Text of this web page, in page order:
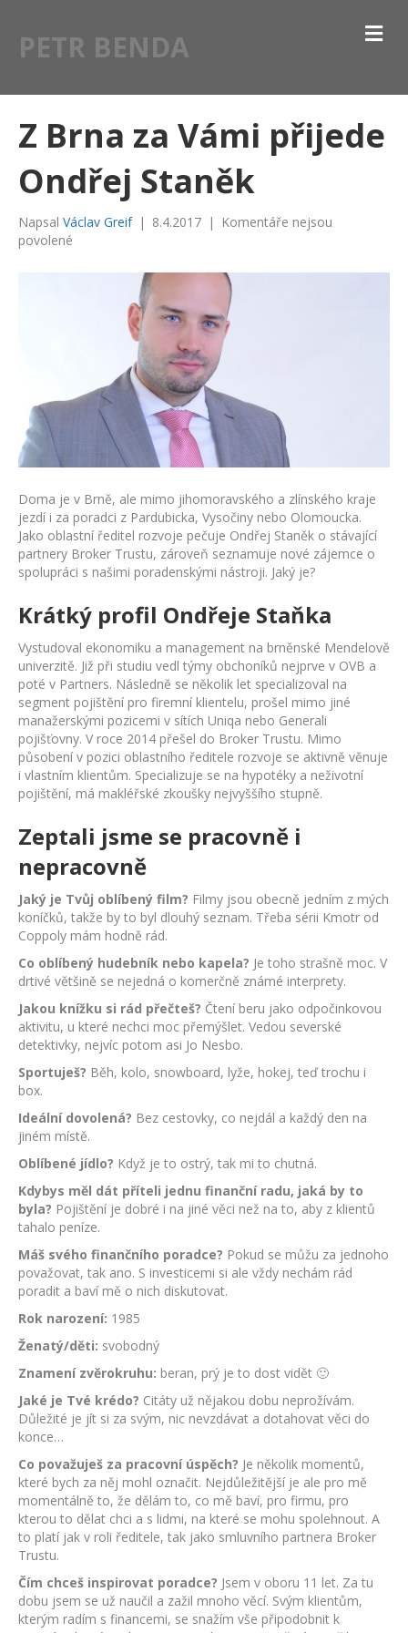
PETR BENDA M
E
Z Brna za Vámi přijede
Ondřej Staněk
Napsal Václav Greif | 8.4.2017 |
Komentáře nejsou
povolené
přijede
Ondřej
Staněk
Doma je v Brně, ale mimo jihomoravského a zlínského kraje
jezdí i za poradci z Pardubicka, Vysočiny nebo Olomoucka.
Jako oblastní ředitel rozvoje pečuje Ondřej Staněk o stávající
partnery Broker Trustu, zároveň seznamuje nové zájemce o
spolupráci s našimi poradenskými nástroji. Jaký je?
Krátký profil Ondřeje Staňka
Vystudoval ekonomiku a management na brněnské Mendelově
univerzitě. Již při studiu vedl týmy obchoníků nejprve v OVB a
poté v Partners. Následně se několik let specializoval na
segment pojištění pro firemní klientelu, prošel mimo jiné
manažerskými pozicemi v sítích Uniqa nebo Generali
pojišťovny. V roce 2014 přešel do Broker Trustu. Mimo
působení v pozici oblastního ředitele rozvoje se aktivně věnuje
i vlastním klientům. Specializuje se na hypotéky a neživotní
pojištění, má makléřské zkoušky nejvyššího stupně.
Zeptali jsme se pracovně i
nepracovně
Jaký je Tvůj oblíbený film? Filmy jsou obecně jedním z mých
koníčků, takže by to byl dlouhý seznam. Třeba sérii Kmotr od
Coppoly mám hodně rád.
Co oblíbený hudebník nebo kapela? Je toho strašně moc. V
drtivé většině se nejedná o komerčně známé interprety.
Jakou knížku si rád přečteš? Čtení beru jako odpočinkovou
aktivitu, u které nechci moc přemýšlet. Vedou severské
detektivky, nejvíc potom asi Jo Nesbo.
Sportuješ? Běh, kolo, snowboard, lyže, hokej, teď trochu i
box.
Ideální dovolená? Bez cestovky, co nejdál a každý den na
jiném místě.
Oblíbené jídlo? Když je to ostrý, tak mi to chutná.
Kdybys měl dát příteli jednu finanční radu, jaká by to
byla? Pojištění je dobré i na jiné věci než na to, aby z klientů
tahalo peníze.
Máš svého finančního poradce? Pokud se můžu za jednoho
považovat, tak ano. S investicemi si ale vždy nechám rád
poradit a baví mě o nich diskutovat.
Rok narození: 1985
Ženatý/děti: svobodný
Znamení zvěrokruhu: beran, prý je to dost vidět 🙂
Jaké je Tvé krédo? Citáty už nějakou dobu neprožívám.
Důležité je jít si za svým, nic nevzdávat a dotahovat věci do
konce…
Co považuješ za pracovní úspěch? Je několik momentů,
které bych za něj mohl označit. Nejdůležitější je ale pro mě
momentálně to, že dělám to, co mě baví, pro firmu, pro
kterou to dělat chci a s lidmi, na které se mohu spolehnout. A
to platí jak v roli ředitele, tak jako smluvního partnera Broker
Trustu.
Čím chceš inspirovat poradce? Jsem v oboru 11 let. Za tu
dobu jsem se už naučil a zažil mnoho věcí. Svým klientům,
kterým radím s financemi, se snažím vše připodobnit k